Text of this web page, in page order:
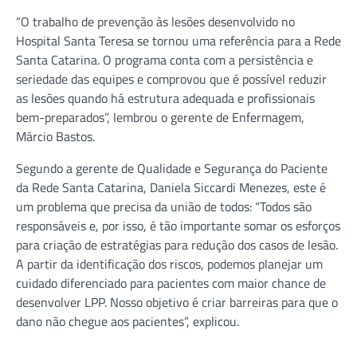
“O trabalho de prevenção às lesões desenvolvido no
Hospital Santa Teresa se tornou uma referência para a Rede
Santa Catarina. O programa conta com a persistência e
seriedade das equipes e comprovou que é possível reduzir
as lesões quando há estrutura adequada e profissionais
bem-preparados”, lembrou o gerente de Enfermagem,
Márcio Bastos.
Segundo a gerente de Qualidade e Segurança do Paciente
da Rede Santa Catarina, Daniela Siccardi Menezes, este é
um problema que precisa da união de todos: “Todos são
responsáveis e, por isso, é tão importante somar os esforços
para criação de estratégias para redução dos casos de lesão.
A partir da identificação dos riscos, podemos planejar um
cuidado diferenciado para pacientes com maior chance de
desenvolver LPP. Nosso objetivo é criar barreiras para que o
dano não chegue aos pacientes”, explicou.